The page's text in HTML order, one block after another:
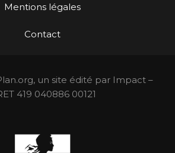
Mentions légales
Contact
un site édité par Impact –
419 040886 00121